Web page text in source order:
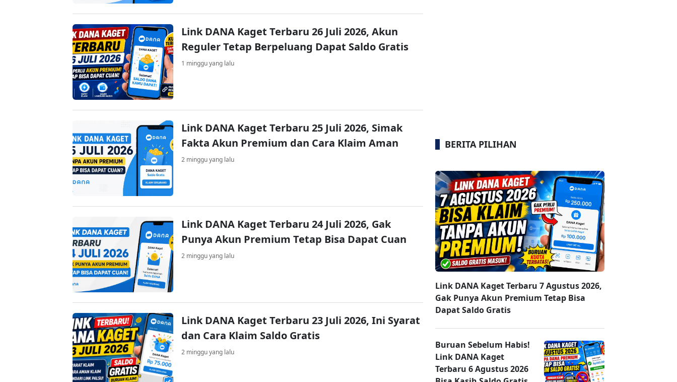
Link DANA Kaget Terbaru 26 Juli 2026, Akun
Reguler Tetap Berpeluang Dapat Saldo Gratis
1 minggu yang lalu
Link DANA Kaget Terbaru 25 Juli 2026, Simak
Fakta Akun Premium dan Cara Klaim Aman
2 minggu yang lalu
Link DANA Kaget Terbaru 24 Juli 2026, Gak
Punya Akun Premium Tetap Bisa Dapat Cuan
2 minggu yang lalu
Link DANA Kaget Terbaru 23 Juli 2026, Ini Syarat
dan Cara Klaim Saldo Gratis
2 minggu yang lalu
BERITA PILIHAN
Link DANA Kaget Terbaru 7 Agustus 2026,
Gak Punya Akun Premium Tetap Bisa
Dapat Saldo Gratis
Buruan Sebelum Habis!
Link DANA Kaget
Terbaru 6 Agustus 2026